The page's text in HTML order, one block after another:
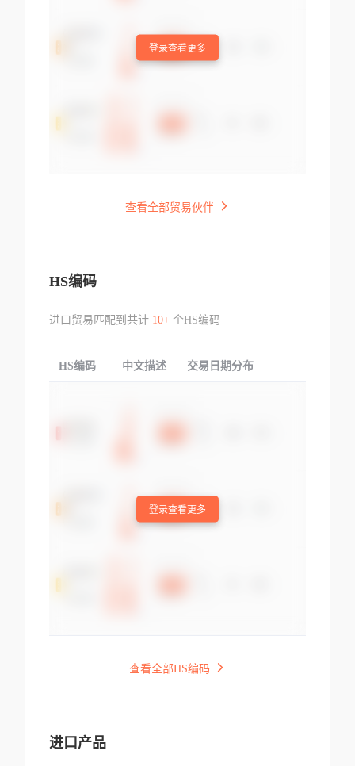
登录查看更多
查看全部贸易伙伴
HS编码
进口贸易匹配到共计 10+个HS编码
HS编码 中文描述 交易日期分布
登录查看更多
查看全部HS编码
进口产品